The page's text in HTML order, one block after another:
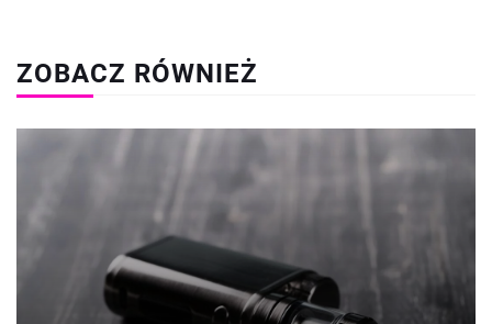
ZOBACZ RÓWNIEŻ